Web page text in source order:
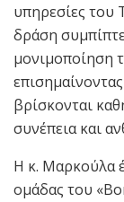
υπηρεσίες του
δράση
μονιμοποίηση
βρίσκονται
συνέπεια και
Η κ. Μαρκούλα
ομάδας του